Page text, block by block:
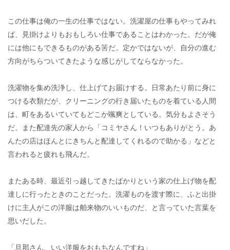
この仕事は俺の一生の仕事ではない。洗濯屋の仕事もやってみれ
ば、見掛けよりもおもしろい仕事であることはわかった。だが俺
には他にもできるものがある筈だ。定かではないが、自分の進む
方向がちらついてきたような感じがしてならなかった。
洗濯物を集め洗浄し、仕上げてお届けする。日常あたり前に身に
つける衣類だが、クリーニングの行き届いたものを着ている人間
は、町をあるいていてもどこか颯爽としている。気分もよさそう
だ。また配達先の家人から「コミヤさん！いつもありがとう。あ
んたの店はほんとにきちんと配達してくれるので助かる」などと
言われると疲れも飛んだ。
またある時、最近引っ越してきたばかりという家の仕上げ物を配
達しに行ったときのことだった。洗濯ものを渡す際に、ふと出掛
けに主人がこの洋服は舶来物のいいものだ、と言っていた言葉を
思いだした。
「旦那さん、いい洋服をおもちなんですね」